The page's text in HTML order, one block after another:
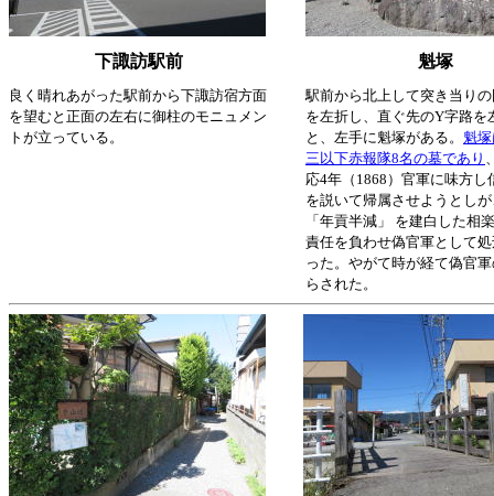
下諏訪駅前 魁塚
良く晴れあがった駅前から下諏訪宿方面
を望むと正面の左右に御柱のモニュメン
トが立っている。
駅前から北上して突き当り
を左折し、直ぐ先のY字路を
と、左手に魁塚がある。 魁
三以下赤報隊8名の墓であり
応4年（1868）官軍に味方し
を説いて帰属させようとし
「年貢半減」 を建白した相
責任を負わせ偽官軍として
った。やがて時が経て偽官
らされた。